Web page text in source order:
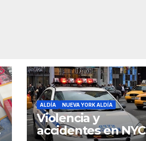
ALDÍA NUEVA YORK ALDÍA
Violencia y
accidentes en NYC